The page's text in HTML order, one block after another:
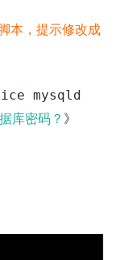
本，提示修改成
mysqld
库密码？ 》